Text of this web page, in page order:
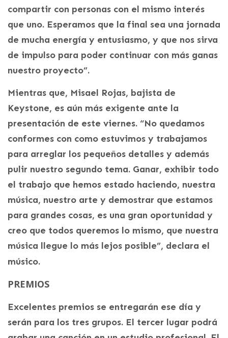
compartir con personas con el mismo interés
que uno. Esperamos que la final sea una jornada
de mucha energía y entusiasmo, y que nos sirva
de impulso para poder continuar con más ganas
nuestro proyecto”.
Mientras que, Misael Rojas, bajista de
Keystone, es aún más exigente ante la
presentación de este viernes. “No quedamos
conformes con como estuvimos y trabajamos
para arreglar los pequeños detalles y además
pulir nuestro segundo tema. Ganar, exhibir todo
el trabajo que hemos estado haciendo, nuestra
música, nuestro arte y demostrar que estamos
para grandes cosas, es una gran oportunidad y
creo que todos queremos lo mismo, que nuestra
música llegue lo más lejos posible”, declara el
músico.
PREMIOS
Excelentes premios se entregarán ese día y
serán para los tres grupos. El tercer lugar podrá